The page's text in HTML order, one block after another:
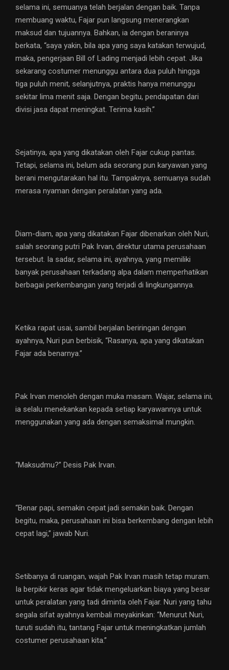
selama ini, semuanya telah berjalan dengan baik. Tanpa
membuang waktu, Fajar pun langsung menerangkan
maksud dan tujuannya. Bahkan, ia dengan beraninya
berkata, “saya yakin, bila apa yang saya katakan terwujud,
maka, pengerjaan Bill of Lading menjadi lebih cepat. Jika
sekarang costumer menunggu antara dua puluh hingga
tiga puluh menit, selanjutnya, praktis hanya menunggu
sekitar lima menit saja. Dengan begitu, pendapatan dari
divisi jasa dapat meningkat. Terima kasih.”
Sejatinya, apa yang dikatakan oleh Fajar cukup pantas.
Tetapi, selama ini, belum ada seorang pun karyawan yang
berani mengutarakan hal itu. Tampaknya, semuanya sudah
merasa nyaman dengan peralatan yang ada.
Diam-diam, apa yang dikatakan Fajar dibenarkan oleh Nuri,
salah seorang putri Pak Irvan, direktur utama perusahaan
tersebut. Ia sadar, selama ini, ayahnya, yang memiliki
banyak perusahaan terkadang alpa dalam memperhatikan
berbagai perkembangan yang terjadi di lingkungannya.
Ketika rapat usai, sambil berjalan beriringan dengan
ayahnya, Nuri pun berbisik, “Rasanya, apa yang dikatakan
Fajar ada benarnya.”
Pak Irvan menoleh dengan muka masam. Wajar, selama ini,
ia selalu menekankan kepada setiap karyawannya untuk
menggunakan yang ada dengan semaksimal mungkin.
“Maksudmu?” Desis Pak Irvan.
“Benar papi, semakin cepat jadi semakin baik. Dengan
begitu, maka, perusahaan ini bisa berkembang dengan lebih
cepat lagi,” jawab Nuri.
Setibanya di ruangan, wajah Pak Irvan masih tetap muram.
Ia berpikir keras agar tidak mengeluarkan biaya yang besar
untuk peralatan yang tadi diminta oleh Fajar. Nuri yang tahu
segala sifat ayahnya kembali meyakinkan: “Menurut Nuri,
turuti sudah itu, tantang Fajar untuk meningkatkan jumlah
costumer perusahaan kita.”